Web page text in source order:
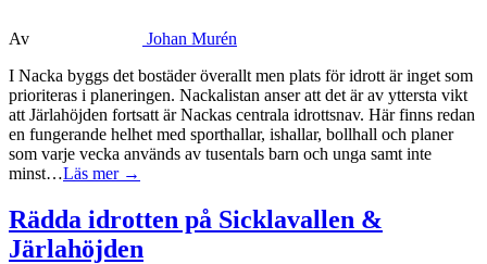
Av
Johan Murén
I Nacka byggs det bostäder överallt men plats för idrott är inget som
prioriteras i planeringen. Nackalistan anser att det är av yttersta vikt
att Järlahöjden fortsatt är Nackas centrala idrottsnav. Här finns redan
en fungerande helhet med sporthallar, ishallar, bollhall och planer
som varje vecka används av tusentals barn och unga samt inte
minst…Läs mer →
Rädda idrotten på Sicklavallen &
Järlahöjden